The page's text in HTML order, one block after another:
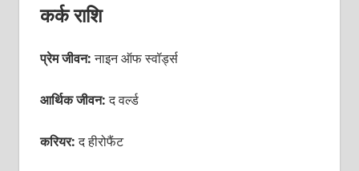
कर्क राशि
प्रेम जीवन:नाइन ऑफ स्‍वॉर्ड्स
आर्थिक जीवन:द वर्ल्‍ड
करियर:द हीरोफैंट